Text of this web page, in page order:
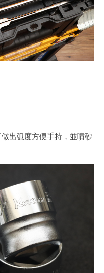
出弧度方便手持，並噴砂